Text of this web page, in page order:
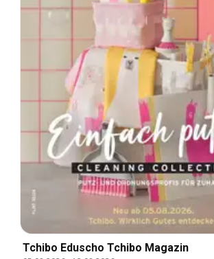
Tchibo Eduscho Tchibo Magazin